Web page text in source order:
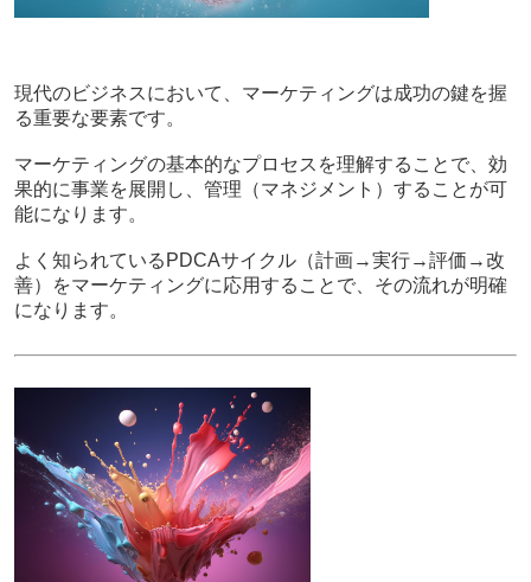
現代のビジネスにおいて、マーケティングは成功の鍵を握
る重要な要素です。
マーケティングの基本的なプロセスを理解することで、効
果的に事業を展開し、管理（マネジメント）することが可
能になります。
よく知られているPDCAサイクル（計画→実行→評価→改
善）をマーケティングに応用することで、その流れが明確
になります。